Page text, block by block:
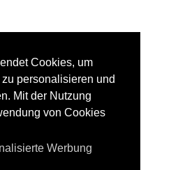
Cookies, um
personalisieren und
Mit der Nutzung
von Cookies
Werbung